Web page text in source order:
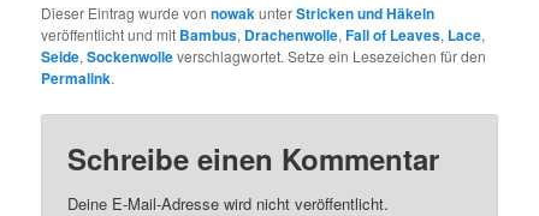
Dieser Eintrag wurde vonnowakunterStricken und Häkeln
veröffentlicht und mit Bambus, Drachenwolle,Fall of Leaves, Lace,
Seide,Sockenwolleverschlagwortet. Setze ein Lesezeichen für den
Permalink.
Schreibe einen Kommentar
Deine E-Mail-Adresse wird nicht veröffentlicht.